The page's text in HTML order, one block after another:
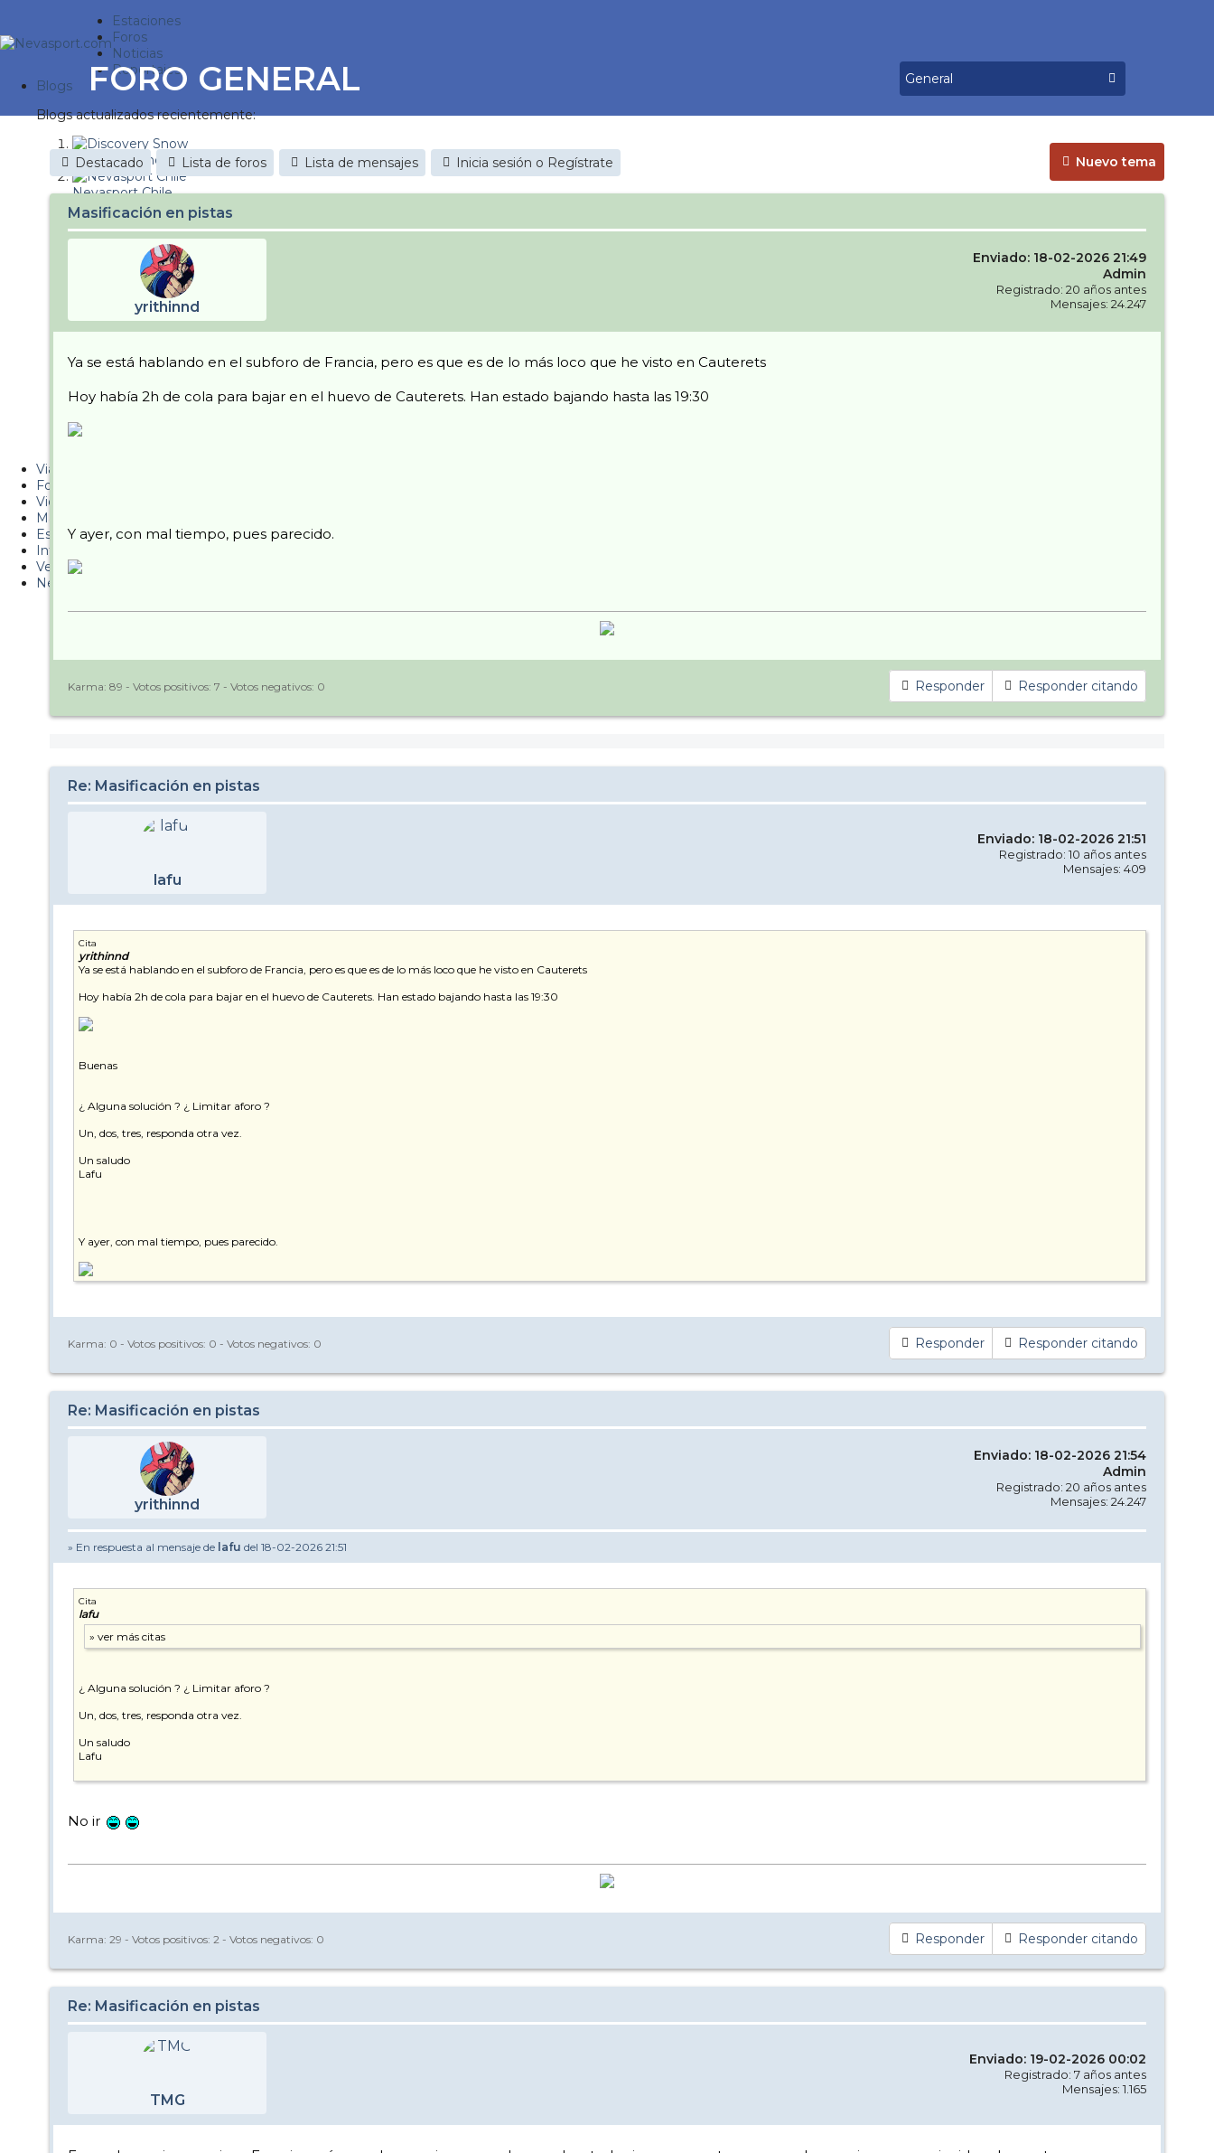
Estaciones
Foros
Noticias
Reportajes
Blogs
Blogs actualizados recientemente:
Discovery Snow
Nevasport Chile
Esquiaryviajar.com
nevasport blog
It's a powder da
Diario de un friki
Revista NIX
Metiendo Cantos
Viajes
Fotos
Videos
Material
Esquí Pro
Infonieve
Verano
Nevalog
FORO GENERAL
Nuevo tema
Destacado Lista de foros Lista de mensajes Inicia sesión o Regístrate
Masificación en pistas
yrithinnd
Enviado: 18-02-2026 21:49
Admin
Registrado: 20 años antes
Mensajes: 24.247
Ya se está hablando en el subforo de Francia, pero es que es de lo más loco que he visto en Cauterets
Hoy había 2h de cola para bajar en el huevo de Cauterets. Han estado bajando hasta las 19:30
Y ayer, con mal tiempo, pues parecido.
Responder Responder citando
Karma: 89 - Votos positivos: 7 - Votos negativos: 0
Re: Masificación en pistas
lafu
Enviado: 18-02-2026 21:51
Registrado: 10 años antes
Mensajes: 409
Cita
yrithinnd
Ya se está hablando en el subforo de Francia, pero es que es de lo más loco que he visto en Cauterets
Hoy había 2h de cola para bajar en el huevo de Cauterets. Han estado bajando hasta las 19:30
Buenas
¿ Alguna solución ? ¿ Limitar aforo ?
Un, dos, tres, responda otra vez.
Un saludo
Lafu
Y ayer, con mal tiempo, pues parecido.
Responder Responder citando
Karma: 0 - Votos positivos: 0 - Votos negativos: 0
Re: Masificación en pistas
yrithinnd
Enviado: 18-02-2026 21:54
Admin
Registrado: 20 años antes
Mensajes: 24.247
» En respuesta al mensaje de lafu del 18-02-2026 21:51
Cita
lafu
¿ Alguna solución ? ¿ Limitar aforo ?
Un, dos, tres, responda otra vez.
Un saludo
Lafu
No ir
Responder Responder citando
Karma: 29 - Votos positivos: 2 - Votos negativos: 0
Re: Masificación en pistas
TMG
Enviado: 19-02-2026 00:02
Registrado: 7 años antes
Mensajes: 1.165